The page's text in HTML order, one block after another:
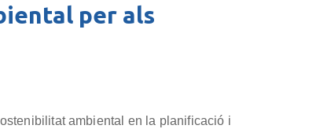
per als
ambiental en la planificació i